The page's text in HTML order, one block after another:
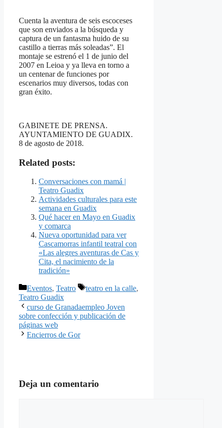
Cuenta la aventura de seis escoceses
que son enviados a la búsqueda y
captura de un fantasma huido de su
castillo a tierras más soleadas”. El
montaje se estrenó el 1 de junio del
2007 en Leioa y ya lleva en torno a
un centenar de funciones por
escenarios muy diversos, todas con
gran éxito.
GABINETE DE PRENSA.
AYUNTAMIENTO DE GUADIX.
8 de agosto de 2018.
Related posts:
Conversaciones con mamá |
Teatro Guadix
Actividades culturales para este
semana en Guadix
Qué hacer en Mayo en Guadix
y comarca
Nueva oportunidad para ver
Cascamorras infantil teatral con
«Las alegres aventuras de Cas y
Cita, el nacimiento de la
tradición»
Categorías
Eventos, Teatro Etiquetas
teatro en la calle,
Teatro Guadix
curso de Granadaempleo Joven
sobre confección y publicación de
páginas web
Encierros de Gor
Deja un comentario